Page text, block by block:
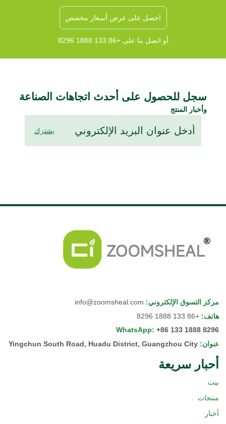
احصل على عرض أسعار مخصص
أو اتصل بنا على +86 133 1888 8296
سجل للحصول على أحدث اتجاهات الصناعة
وأخبار المنتج
يشترك
مركز التسوق الإلكتروني:
info@zoomsheal.com
هاتف:
+86 133 1888 8296
WhatsApp: +86 133 1888 8296
عنوان:
Yingchun South Road, Huadu District, Guangzhou City
أحبار سريعة
بيت
منتجات
أخبار